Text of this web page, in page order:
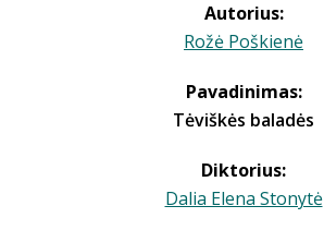
Autorius:
Rožė Poškienė
Pavadinimas:
Tėviškės baladės
Diktorius:
Dalia Elena Stonytė